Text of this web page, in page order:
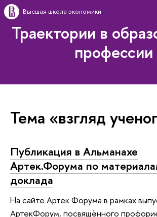
Высшая школа экономики
Траектории в
профессии
Тема «взгляд
Публикация в Альманахе
Артек.Форума по
доклада
На сайте Артек Форума в рамках
АртекФорум, посвящённого